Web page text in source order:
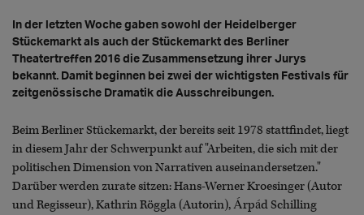
In der letzten Woche gaben sowohl der Heidelberger
Stückemarkt als auch der Stückemarkt des Berliner
Theatertreffen 2016 die Zusammensetzung ihrer Jurys
bekannt. Damit beginnen bei zwei der wichtigsten Festivals für
zeitgenössische Dramatik die Ausschreibungen.
Beim Berliner Stückemarkt, der bereits seit 1978 stattfindet, liegt
in diesem Jahr der Schwerpunkt auf "Arbeiten, die sich mit der
politischen Dimension von Narrativen auseinandersetzen."
Darüber werden zurate sitzen: Hans-Werner Kroesinger (Autor
und Regisseur), Kathrin Röggla (Autorin), Árpád Schilling